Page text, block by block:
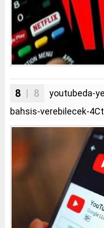
8 | 8
youtubeda-
bahsis-verebilecek-